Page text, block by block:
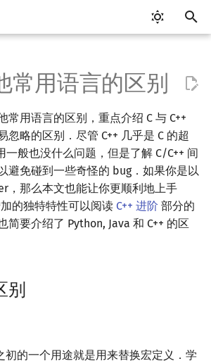
OI 赛事与赛制
ICPC/CCPC 赛事与赛制
题型概述
交互题
读入、输出优化
分段打表
常见错误
常见技巧
Vim
Emacs
VS Code
Atom
Eclipse
评测工具简介
Arbiter
Cena
CCR Plus
Lemon
Testlib 简介
通用
Generator
Validator
Interactor
分支
循环
数组
结构体
联合体
指针
STL 容器简介
迭代器
序列式容器
关联式容器
无序关联式容器
pb_ds 简介
堆
平衡树
复杂度简介
均摊复杂度
排序简介
选择排序
冒泡排序
插入排序
计数排序
DP 优化简介
单调队列/单调栈优化
斜率优化
四边形不等式优化
Slope Trick 优化
后缀数组简介
最优原地后缀排序算法
数字系统简介
进位制
平衡三进制
格雷码
数论基础
模算术简介
素数
最大公约数
欧拉函数
多项式与生成函数简介
代数基本定理
快速傅里叶变换
快速数论变换
快速沃尔什变换
排列组合
抽屉原理
容斥原理
斐波那契数列
错位排列
线性代数简介
向量
内积和外积
矩阵
初等变换
线性规划基础
单纯形法
基本概念
群论
环论
域论
Schreier–Sims 算法
基本概念
条件概率与独立性
随机变量
随机变量的数字特征
概率不等式
博弈论简介
公平组合游戏
零和游戏
非公平组合游戏
插值
数值积分
高斯消元
牛顿迭代法
并查集
并查集复杂度
堆简介
二叉堆
配对堆
左偏树
分块思想
块状数组
块状链表
树分块
Sqrt Tree
线段树基础
线段树合并 & 分裂
李超线段树
猫树
区间最值操作 & 区间历史
二叉搜索树 & 平衡树
Treap
Splay 树
WBLT
替罪羊树
可持久化数据结构简介
可持久化线段树
可持久化块状数组
可持久化平衡树
可持久化字典树
线段树套线段树
平衡树套线段树
线段树套平衡树
树状数组套权值线段树
分块套树状数组
Link Cut Tree
全局平衡二叉树
Euler Tour Tree
Top Tree
树基础
树的直径
树的中心
树的重心
最近公共祖先
最短路
差分约束
k 短路
同余最短路
最小生成树
最小树形图
最小直径生成树
强连通分量
双连通分量
割点和桥
圆方树
点/边连通度
网络流简介
最大流
最小割
费用流
上下界网络流
图匹配
二分图最大匹配
二分图最大权匹配
一般图最大匹配
一般图最大权匹配
离线算法简介
CDQ 分治
整体二分
莫队算法
随机函数
随机化技巧
爬山算法
模拟退火
常用语言的区别
常用语言的区别，重点介绍 C 与 C++
忽略的区别．尽管 C++ 几乎是 C 的超
一般也没什么问题，但是了解 C/C++ 间
避免碰到一些奇怪的 bug．如果你是以
，那么本文也能让你更顺利地上手
加的独特特性可以阅读 C++ 进阶 部分的
简要介绍了 Python, Java 和 C++ 的区
别
初的一个用途就是用来替换宏定义．学